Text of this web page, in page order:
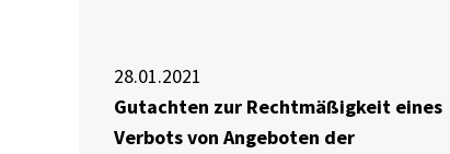
28.01.2021
Gutachten zur Rechtmäßigkeit eines
Verbots von Angeboten der